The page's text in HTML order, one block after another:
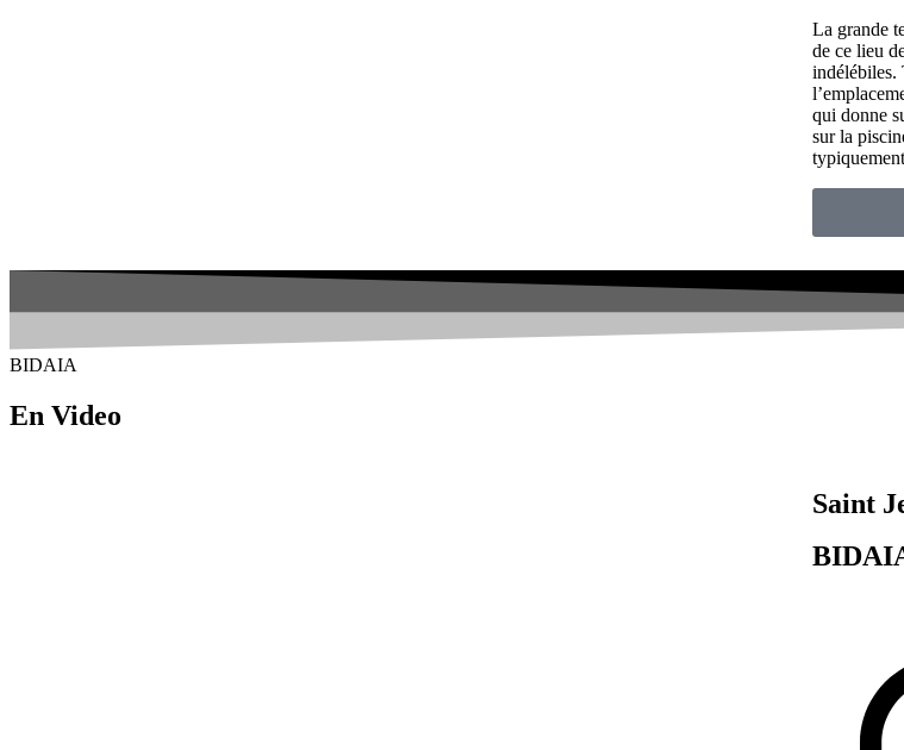
La grande
de ce lieu
indélébiles.
qui donne
sur la
BIDAIA
En Video
Saint